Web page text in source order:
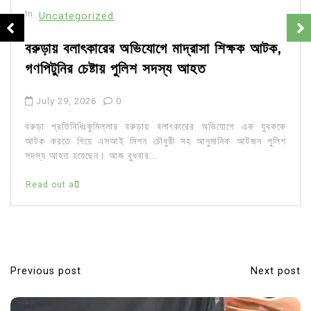
In Uncategorized
বরুড়ায় বলাৎকারের অভিযোগে মাদ্রাসা শিক্ষক আটক,
গণপিটুনির চেষ্টায় পুলিশ সদস্য আহত
July 29, 2026 0
বরুড়া প্রতিনিধিঃকুমিল্লার বরুড়ায় বলাৎকারের অভিযোগে এক যুবককে
আটক করতে গিয়ে এসআই মিশন চৌধুরী সহ আনুমানিক আটজন পুলিশ
সদস্য আহত হয়েছেন। আজ বুধবার...
Read out all
P
o
Previous post Next post